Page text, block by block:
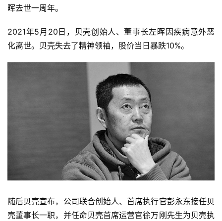
晖去世一周年。
2021年5月20日，贝壳创始人、董事长左晖因疾病意外恶
化离世。贝壳失去了精神领袖，股价当日暴跌10%。
随后贝壳宣布，公司联合创始人、首席执行官彭永东接任贝
壳董事长一职，并任命贝壳首席运营官徐万刚先生为贝壳执